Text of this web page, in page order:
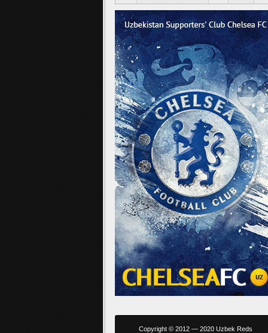
Copyright © 2012 — 2020 Uzbek Reds